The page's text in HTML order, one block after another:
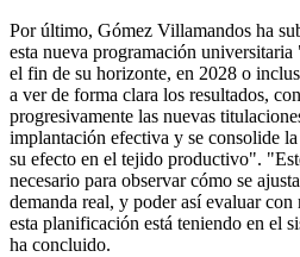
Por último, Gómez Villamandos ha
esta nueva programación
el fin de su horizonte, en 2028 o
a ver de forma clara los resultados,
progresivamente las nuevas
implantación efectiva y se consolide
su efecto en el tejido productivo".
necesario para observar cómo se
demanda real, y poder así evaluar
esta planificación está teniendo en el
ha concluido.